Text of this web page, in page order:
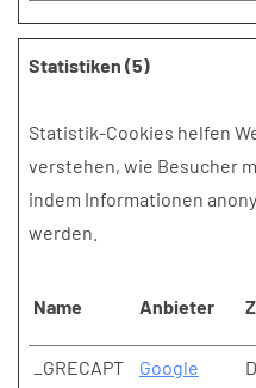
Statistiken (5)
Statistik-Cookies helfen
verstehen, wie Besucher
indem Informationen
werden.
Name Anbieter
_GRECAPT
Google